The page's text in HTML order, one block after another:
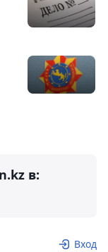
в:
Вход